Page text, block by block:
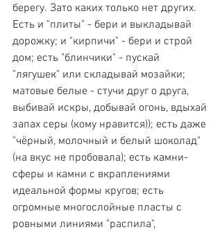
берегу. Зато каких только нет других.
Есть и "плиты" - бери и выкладывай
дорожку; и "кирпичи" - бери и строй
дом; есть "блинчики" - пускай
"лягушек" или складывай мозайки;
матовые белые - стучи друг о друга,
выбивай искры, добывай огонь, вдыхай
запах серы (кому нравится)); есть даже
"чёрный, молочный и белый шоколад"
(на вкус не пробовала); есть камни-
сферы и камни с вкраплениями
идеальной формы кругов; есть
огромные многослойные пласты с
ровными линиями "распила",